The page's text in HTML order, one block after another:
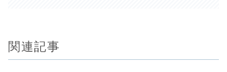
関連記事